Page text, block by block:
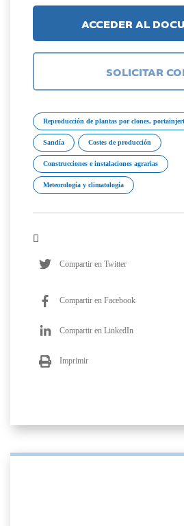
ACCEDER AL
SOLICITAR
Reproducción de plantas por clones,
Sandía Costes de producción
Construcciones e instalaciones agrarias
Meteorología y climatología
Compartir en Twitter
Compartir en Facebook
Compartir en LinkedIn
Imprimir